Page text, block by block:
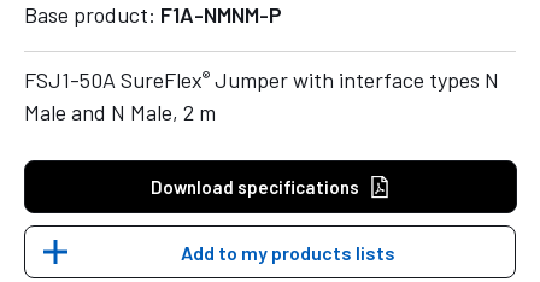
Base product: F1A-NMNM-P
FSJ1-50A SureFlex® Jumper with interface types N
Male and N Male, 2 m
Download specifications
Add to my products lists